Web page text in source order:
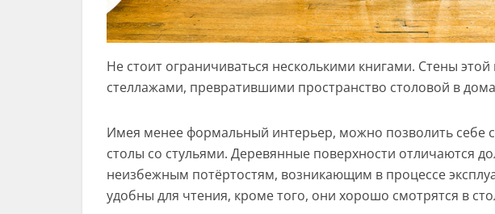
Не стоит ограничиваться несколькими книгами. Стены
стеллажами, превратившими пространство столовой в
Имея менее формальный интерьер, можно позволить себе
столы со стульями. Деревянные поверхности отличаются
неизбежным потёртостям, возникающим в процессе
удобны для чтения, кроме того, они хорошо смотрятся в